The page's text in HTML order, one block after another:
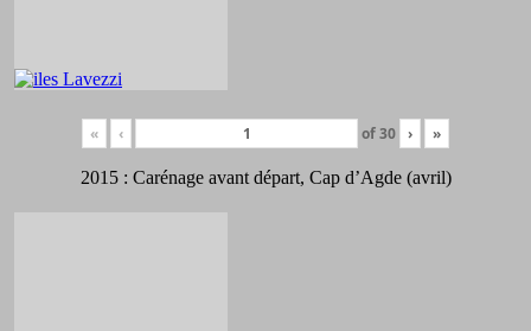
« ‹ of30 › »
2015 : Carénage avant départ, Cap d’Agde (avril)